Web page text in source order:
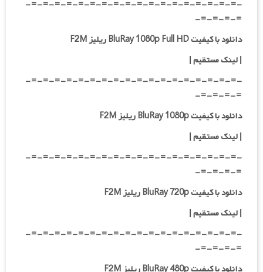
-=-=-=-=-=-=-=-=-=-=-=-=-=-=-=-=-=-=-
=-=-=-=-
دانلود با کیفیت BluRay 1080p Full HD ریلیز F2M
|لینک مستقیم|
-=-=-=-=-=-=-=-=-=-=-=-=-=-=-=-=-=-=-
=-=-=-=-
دانلود با کیفیت BluRay 1080p ریلیز F2M
|لینک مستقیم|
-=-=-=-=-=-=-=-=-=-=-=-=-=-=-=-=-=-=-
=-=-=-=-
دانلود با کیفیت BluRay 720p ریلیز F2M
| لینک مستقیم|
-=-=-=-=-=-=-=-=-=-=-=-=-=-=-=-=-=-=-
=-=-=-=-